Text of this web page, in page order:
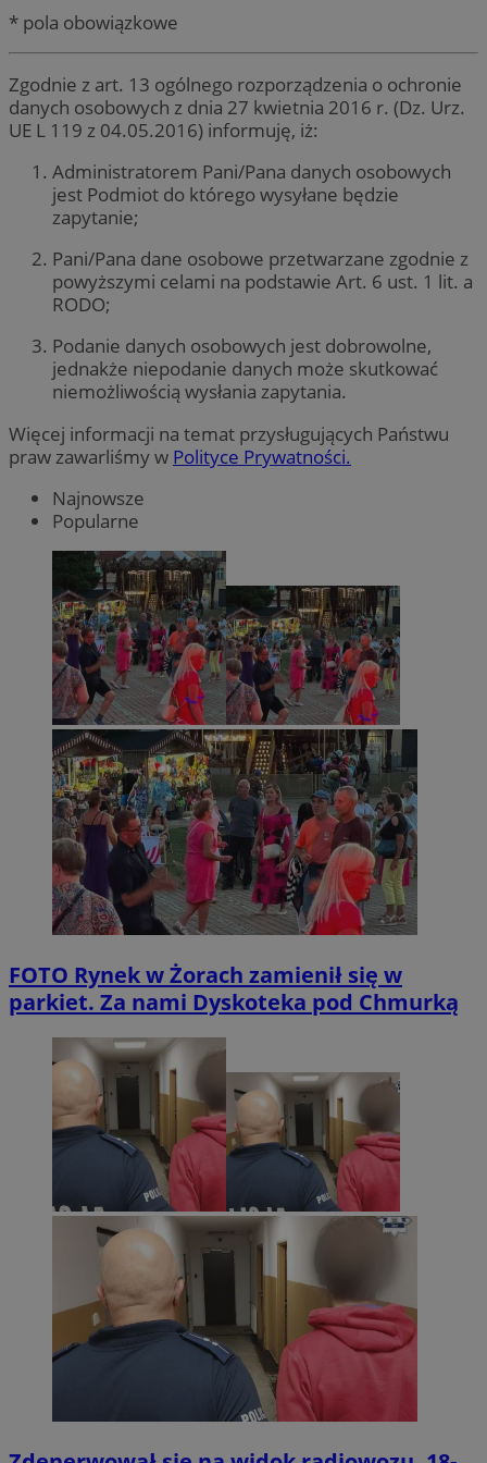
* pola obowiązkowe
Zgodnie z art. 13 ogólnego rozporządzenia o ochronie
danych osobowych z dnia 27 kwietnia 2016 r. (Dz. Urz.
UE L 119 z 04.05.2016) informuję, iż:
Administratorem Pani/Pana danych osobowych
jest Podmiot do którego wysyłane będzie
zapytanie;
Pani/Pana dane osobowe przetwarzane zgodnie z
powyższymi celami na podstawie Art. 6 ust. 1 lit. a
RODO;
Podanie danych osobowych jest dobrowolne,
jednakże niepodanie danych może skutkować
niemożliwością wysłania zapytania.
Więcej informacji na temat przysługujących Państwu
praw zawarliśmy w Polityce Prywatności.
Najnowsze
Popularne
FOTO Rynek w Żorach zamienił się w
parkiet. Za nami Dyskoteka pod Chmurką